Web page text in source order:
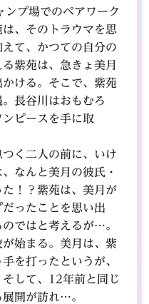
ンプ場でのペアワーク
、そのトラウマを思
て、かつての自分の
紫苑は、急きょ美月
ける。そこで、紫苑
長谷川はおもむろ
ピースを手に取
く二人の前に、いけ
なんと美月の彼氏・
！？紫苑は、美月が
ったことを思い出
ではと考えるが…。
始まる。美月は、紫
を打ったというが、
して、12年前と同じ
開が訪れ…。